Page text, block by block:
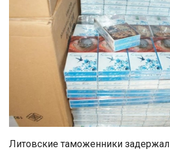
Литовские таможенники